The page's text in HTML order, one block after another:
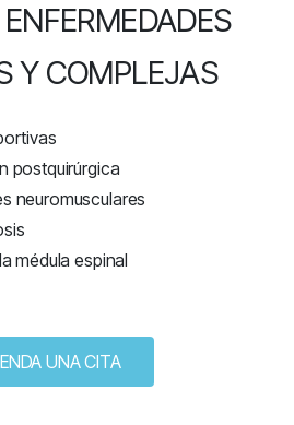
Y COMPLEJAS
postquirúrgica
neuromusculares
médula espinal
UNA CITA